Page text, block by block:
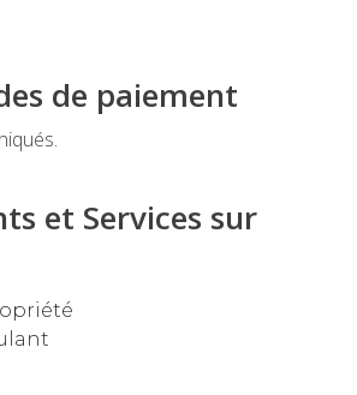
de paiement
et Services sur